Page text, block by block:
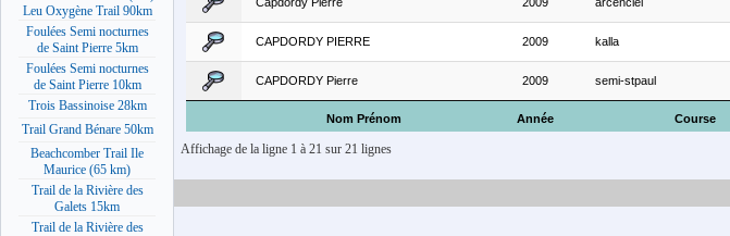
Leu Oxygène Trail 90km
Foulées Semi nocturnes
de Saint Pierre 5km
Foulées Semi nocturnes
de Saint Pierre 10km
Trois Bassinoise 28km
Trail Grand Bénare 50km
Beachcomber Trail Ile
Maurice (65 km)
Trail de la Rivière des
Galets 15km
Trail de la Rivière des
Nom Prénom Année Course
CAPDORDY PIERRE 2009 kalla
CAPDORDY Pierre 2009 semi-stpaul
Affichage de la ligne 1 à 21 sur 21 lignes